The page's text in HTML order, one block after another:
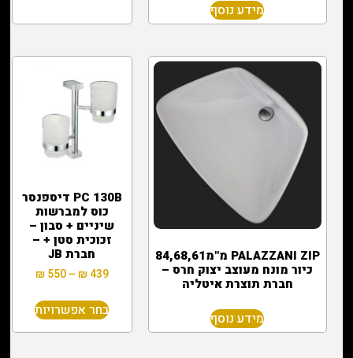
מידע נוסף
PALAZZANI ZIP מ"מ84,68,61
כיור מונח מעוצב יצוק חרס –
חברת תוצרת איטליה
מידע נוסף
PC 130B דיספנסר
כוס למברשות
שיניים + סבון –
זכוכית סטן + –
חברת JB
₪439
–
₪550
בחר אפשרויות